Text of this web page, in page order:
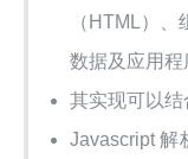
（HTML）
数据及应用程
其实现可以结
Javascript 解